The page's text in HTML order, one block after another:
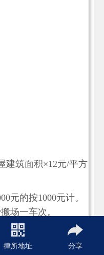
建筑面积×12元/平方
元的按1000元计。
场一车次。
线电视、宽带、家
律所地址 分享